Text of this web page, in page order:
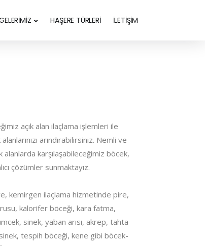
HAŞERE TÜRLERİ İLETİŞİM
açık alan ilaçlama işlemleri ile
arındırabilirsiniz. Nemli ve
karşılaşabileceğimiz böcek,
çözümler sunmaktayız.
kemirgen ilaçlama hizmetinde pire,
kalorifer böceği, kara fatma,
sinek, yaban arısı, akrep, tahta
tespih böceği, kene gibi böcek-